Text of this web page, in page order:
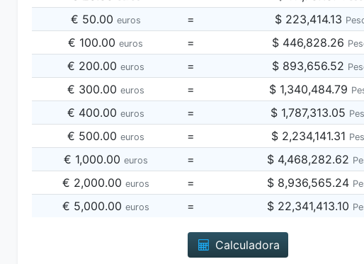
€ 50.00 euros = $ 223,414.13
€ 100.00 euros = $ 446,828.26
€ 200.00 euros = $ 893,656.52
€ 300.00 euros = $ 1,340,484.79
€ 400.00 euros = $ 1,787,313.05
€ 500.00 euros = $ 2,234,141.31
€ 1,000.00 euros = $ 4,468,282.62
€ 2,000.00 euros = $ 8,936,565.24
€ 5,000.00 euros = $ 22,341,413.10
Calculadora